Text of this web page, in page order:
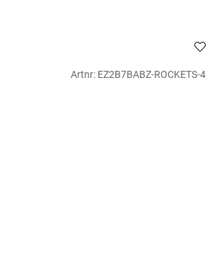
Artnr: EZ2B7BABZ-ROCKETS-4